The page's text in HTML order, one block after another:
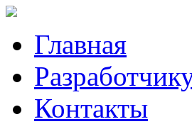
Главная
Контакты